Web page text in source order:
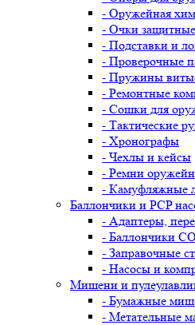
- Оружейная
- Очки защитные
- Подставки и
- Проверочные
- Пружины
- Ремонтные
- Сошки для
- Тактические
- Хронографы
- Чехлы и кейсы
- Ремни
- Камуфляжные
Баллончики и PCP
- Адаптеры,
- Баллончики
- Заправочные
- Насосы и
Мишени и
- Бумажные
- Метательные